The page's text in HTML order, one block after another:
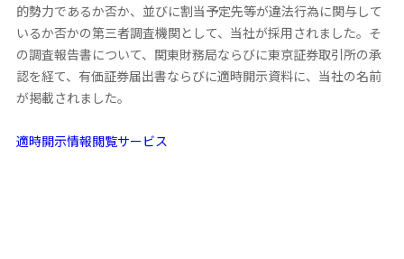
的勢力であるか否か、並びに割当予定先等が違法行為に関与して
いるか否かの第三者調査機関として、当社が採用されました。そ
の調査報告書について、関東財務局ならびに東京証券取引所の承
認を経て、有価証券届出書ならびに適時開示資料に、当社の名前
が掲載されました。
適時開示情報閲覧サービス